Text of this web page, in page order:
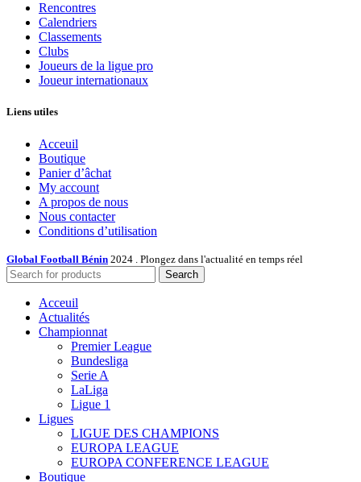
Rencontres
Calendriers
Classements
Clubs
Joueurs de la ligue pro
Joueur internationaux
Liens utiles
Acceuil
Boutique
Panier d’âchat
My account
A propos de nous
Nous contacter
Conditions d’utilisation
Global Football Bénin 2024 . Plongez dans l'actualité en temps réel
Search
Acceuil
Actualités
Championnat
Premier League
Bundesliga
Serie A
LaLiga
Ligue 1
Ligues
LIGUE DES CHAMPIONS
EUROPA LEAGUE
EUROPA CONFERENCE LEAGUE
Boutique